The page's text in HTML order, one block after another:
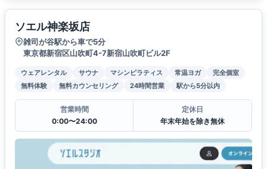
ソエル神楽坂店
雑司が谷駅から車で5分
東京都新宿区山吹町4-7新宿山吹町ビル2F
ウェアレンタル サウナ マシンピラティス 常温ヨガ
完全個室
無料体験
無料カウンセリング 24時間営業 駅から5分以内
営業時間
0:00〜24:00
定休日
年末年始を除き無休